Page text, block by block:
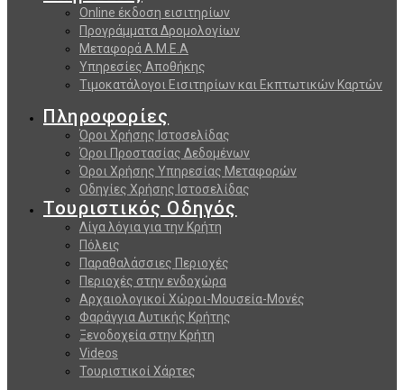
Online έκδοση εισιτηρίων
Προγράμματα Δρομολογίων
Μεταφορά Α.Μ.Ε.Α
Υπηρεσίες Αποθήκης
Τιμοκατάλογοι Εισιτηρίων και Εκπτωτικών Καρτών
Πληροφορίες
Όροι Χρήσης Ιστοσελίδας
Όροι Προστασίας Δεδομένων
Όροι Χρήσης Υπηρεσίας Μεταφορών
Οδηγίες Χρήσης Ιστοσελίδας
Τουριστικός Οδηγός
Λίγα λόγια για την Κρήτη
Πόλεις
Παραθαλάσσιες Περιοχές
Περιοχές στην ενδοχώρα
Αρχαιολογικοί Χώροι-Μουσεία-Μονές
Φαράγγια Δυτικής Κρήτης
Ξενοδοχεία στην Κρήτη
Videos
Τουριστικοί Χάρτες